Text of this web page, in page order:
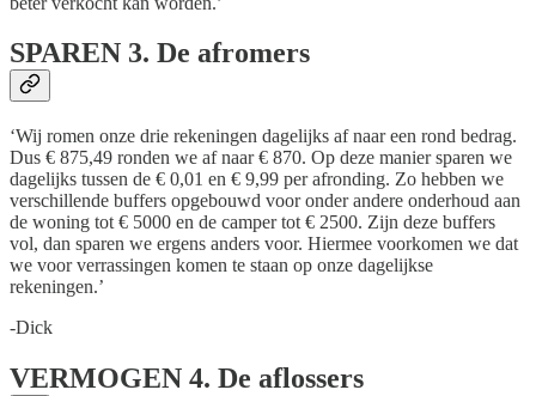
SPAREN 3. De afromers
‘Wij romen onze drie rekeningen dagelijks af naar een rond bedrag.
Dus € 875,49 ronden we af naar € 870. Op deze manier sparen we
dagelijks tussen de € 0,01 en € 9,99 per afronding. Zo hebben we
verschillende buffers opgebouwd voor onder andere onderhoud aan
de woning tot € 5000 en de camper tot € 2500. Zijn deze buffers
vol, dan sparen we ergens anders voor. Hiermee voorkomen we dat
we voor verrassingen komen te staan op onze dagelijkse
rekeningen.’
-Dick
VERMOGEN 4. De aflossers